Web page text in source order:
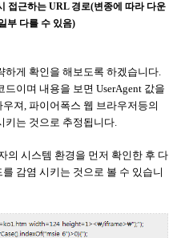
접근하는 URL 경로(변종에 따라 다운
부 다를 수 있음)
하게 확인을 해보도록 하겠습니다.
이며 내용을 보면 UserAgent 값을
져, 파이어폭스 웹 브라우저등의
키는 것으로 추정됩니다.
의 시스템 환경을 먼저 확인한 후 다
감염 시키는 것으로 볼 수 있습니